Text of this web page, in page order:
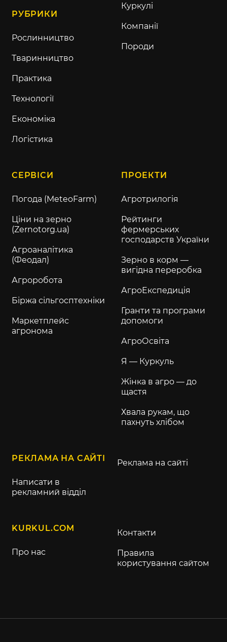
РУБРИКИ
Рослинництво
Тваринництво
Практика
Технології
Економіка
Логістика
Куркулі
Компанії
Породи
СЕРВІСИ
Погода (MeteoFarm)
Ціни на зерно
(Zernotorg.ua)
Агроаналітика
(Феодал)
Агроробота
Біржа сільгосптехніки
Маркетплейс
агронома
ПРОЕКТИ
Агротрилогія
Рейтинги
фермерських
господарств України
Зерно в корм —
вигідна переробка
АгроЕкспедиція
Гранти та програми
допомоги
АгроОсвіта
Я — Куркуль
Жінка в агро — до
щастя
Хвала рукам, що
пахнуть хлібом
РЕКЛАМА НА САЙТІ
Написати в
рекламний відділ
Реклама на сайті
KURKUL.COM
Про нас
Контакти
Правила
користування сайтом